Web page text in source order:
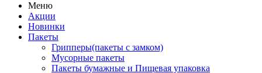
Меню
Акции
Новинки
Пакеты
Грипперы(пакеты с замком)
Мусорные пакеты
Пакеты бумажные и Пищевая упаковка